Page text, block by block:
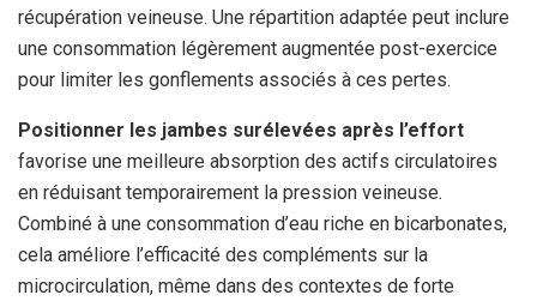
récupération veineuse. Une répartition adaptée peut inclure
une consommation légèrement augmentée post-exercice
pour limiter les gonflements associés à ces pertes.
Positionner les jambes surélevées après l’effort
favorise une meilleure absorption des actifs circulatoires
en réduisant temporairement la pression veineuse.
Combiné à une consommation d’eau riche en bicarbonates,
cela améliore l’efficacité des compléments sur la
microcirculation, même dans des contextes de forte